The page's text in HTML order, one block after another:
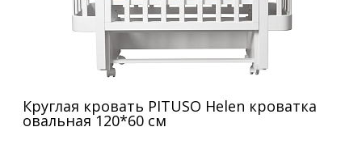
Круглая кровать PITUSO Helen кроватка
овальная 120*60 см